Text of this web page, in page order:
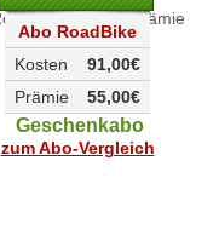
Abo RoadBike
91,00€
Kosten
55,00€
Prämie
Geschenkabo
zum Abo-Vergleich